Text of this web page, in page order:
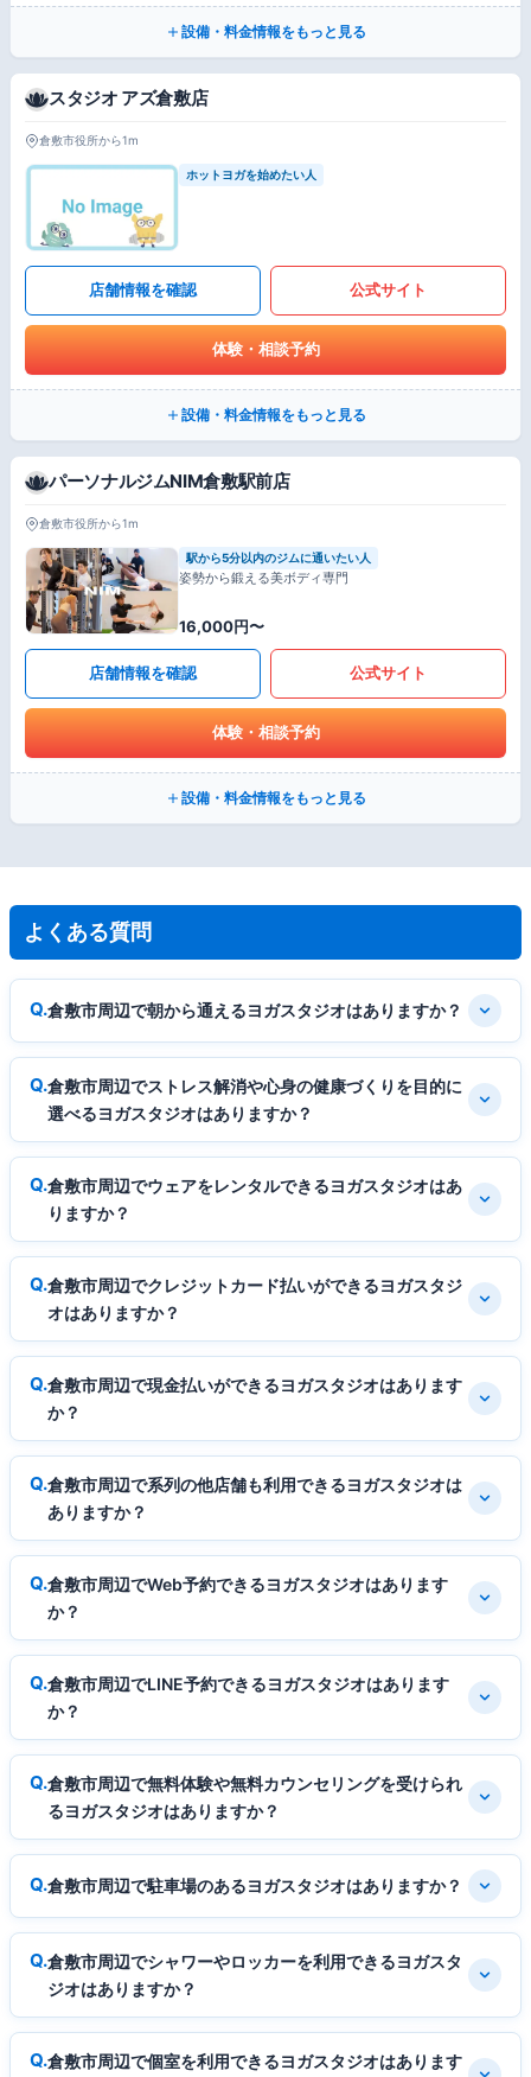
設備・料金情報をもっと見る
スタジオ アズ倉敷店
倉敷市役所から1m
ホットヨガを始めたい人
店舗情報を確認 公式サイト
体験・相談予約
設備・料金情報をもっと見る
パーソナルジムNIM倉敷駅前店
倉敷市役所から1m
駅から5分以内のジムに通いたい人
姿勢から鍛える美ボディ専門
16,000円〜
店舗情報を確認 公式サイト
体験・相談予約
設備・料金情報をもっと見る
よくある質問
倉敷市周辺で朝から通えるヨガスタジオはありますか？
倉敷市周辺でストレス解消や心身の健康づくりを目的に
選べるヨガスタジオはありますか？
倉敷市周辺でウェアをレンタルできるヨガスタジオはあ
りますか？
倉敷市周辺でクレジットカード払いができるヨガスタジ
オはありますか？
倉敷市周辺で現金払いができるヨガスタジオはあります
か？
倉敷市周辺で系列の他店舗も利用できるヨガスタジオは
ありますか？
倉敷市周辺でWeb予約できるヨガスタジオはあります
か？
倉敷市周辺でLINE予約できるヨガスタジオはあります
か？
倉敷市周辺で無料体験や無料カウンセリングを受けられ
るヨガスタジオはありますか？
倉敷市周辺で駐車場のあるヨガスタジオはありますか？
倉敷市周辺でシャワーやロッカーを利用できるヨガスタ
ジオはありますか？
倉敷市周辺で個室を利用できるヨガスタジオはあります